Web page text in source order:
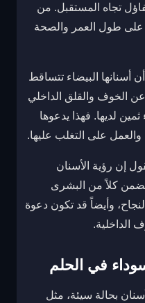
تجاه المستقبل. من
على طول العمر والصحة
أسنانها البيضاء تتساقط
الخوف والقلق الداخلي
لديها. فهذا يدعوها
والعمل على التغلب عليها.
إن رؤية الأسنان
تتضمن كلاً من البشرى
وأيضاً قد تكون دعوة
الداخلية.
في الحلم
بحالة سيئة، مثل